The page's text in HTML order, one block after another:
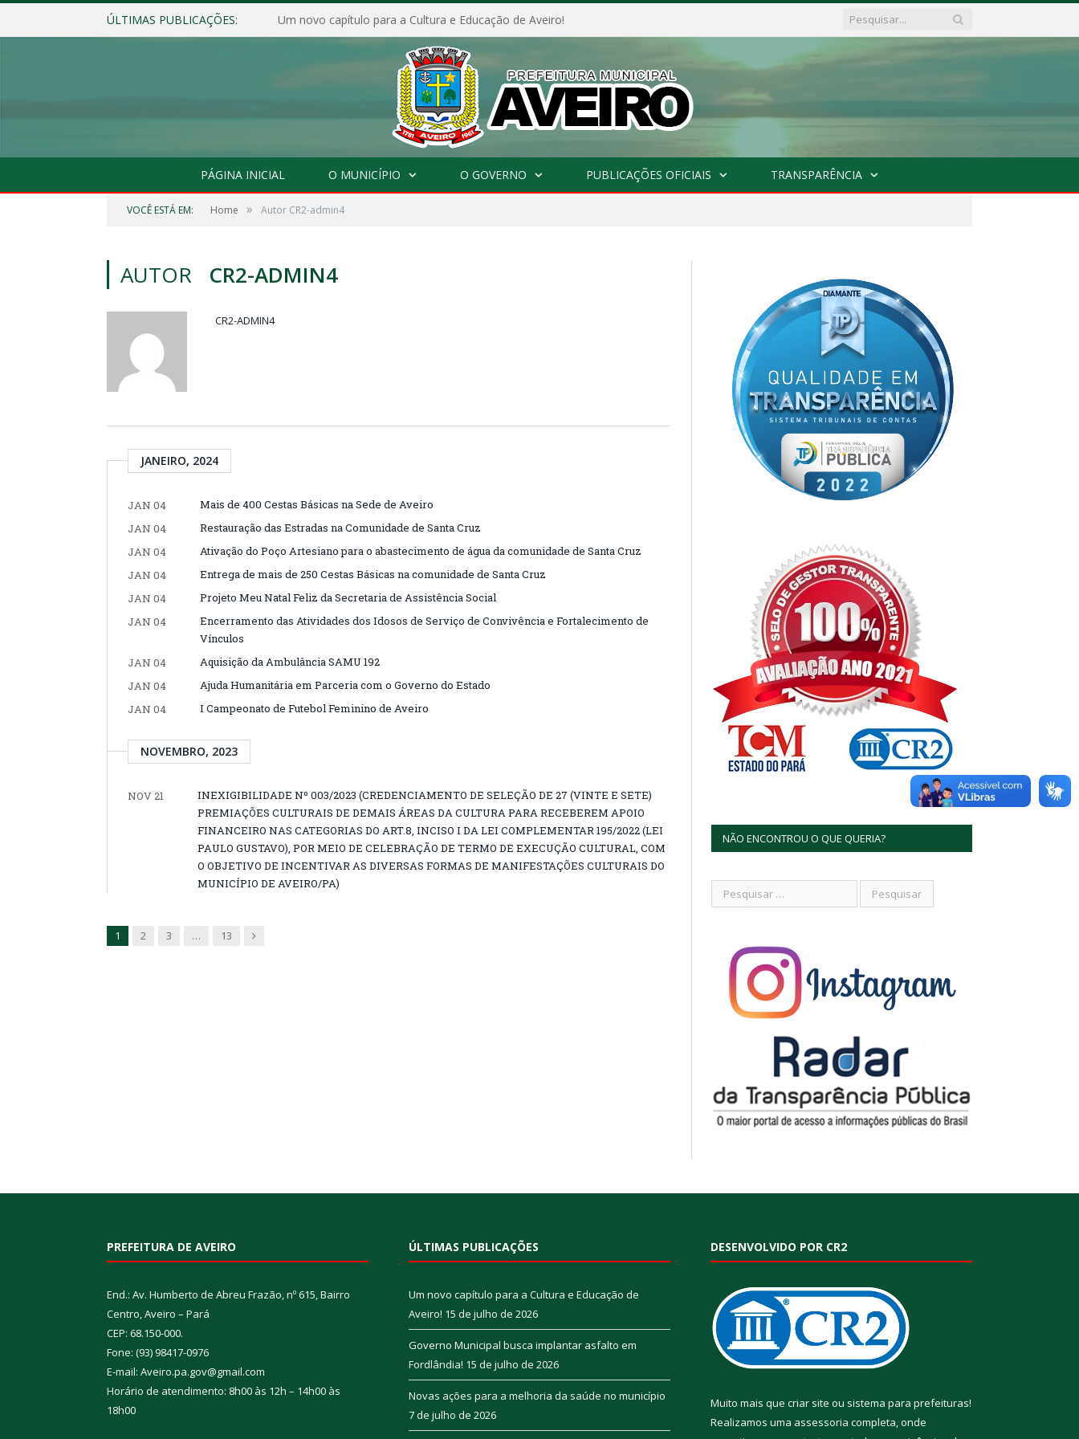
ÚLTIMAS PUBLICAÇÕES: Um novo capítulo para a Cultura e Educação de Aveiro!
PÁGINA INICIAL O MUNICÍPIO O GOVERNO PUBLICAÇÕES OFICIAIS TRANSPARÊNCIA
VOCÊ ESTÁ EM: Home » Autor CR2-admin4
AUTOR CR2-ADMIN4
CR2-ADMIN4
JANEIRO, 2024
JAN 04
Mais de 400 Cestas Básicas na Sede de Aveiro
JAN 04
Restauração das Estradas na Comunidade de Santa Cruz
JAN 04
Ativação do Poço Artesiano para o abastecimento de água da comunidade de Santa Cruz
JAN 04
Entrega de mais de 250 Cestas Básicas na comunidade de Santa Cruz
JAN 04
Projeto Meu Natal Feliz da Secretaria de Assistência Social
JAN 04
Encerramento das Atividades dos Idosos de Serviço de Convivência e Fortalecimento de
Vínculos
JAN 04
Aquisição da Ambulância SAMU 192
JAN 04
Ajuda Humanitária em Parceria com o Governo do Estado
JAN 04
I Campeonato de Futebol Feminino de Aveiro
NOVEMBRO, 2023
NOV 21
INEXIGIBILIDADE Nº 003/2023 (CREDENCIAMENTO DE SELEÇÃO DE 27 (VINTE E SETE)
PREMIAÇÕES CULTURAIS DE DEMAIS ÁREAS DA CULTURA PARA RECEBEREM APOIO
FINANCEIRO NAS CATEGORIAS DO ART.8, INCISO I DA LEI COMPLEMENTAR 195/2022 (LEI
PAULO GUSTAVO), POR MEIO DE CELEBRAÇÃO DE TERMO DE EXECUÇÃO CULTURAL, COM
O OBJETIVO DE INCENTIVAR AS DIVERSAS FORMAS DE MANIFESTAÇÕES CULTURAIS DO
MUNICÍPIO DE AVEIRO/PA)
1 2 3 … 13 Next
NÃO ENCONTROU O QUE QUERIA?
PREFEITURA DE AVEIRO
End.: Av. Humberto de Abreu Frazão, nº 615, Bairro
Centro, Aveiro – Pará
CEP: 68.150-000.
Fone: (93) 98417-0976
E-mail: Aveiro.pa.gov@gmail.com
Horário de atendimento: 8h00 às 12h – 14h00 às
18h00
ÚLTIMAS PUBLICAÇÕES
Um novo capítulo para a Cultura e Educação de
Aveiro! 15 de julho de 2026
Governo Municipal busca implantar asfalto em
Fordlândia! 15 de julho de 2026
Novas ações para a melhoria da saúde no município
7 de julho de 2026
DESENVOLVIDO POR CR2
Muito mais que criar site ou sistema para prefeituras!
Realizamos uma assessoria completa, onde